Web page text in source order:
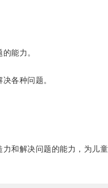
能力。
各种问题。
解决问题的能力，为儿童